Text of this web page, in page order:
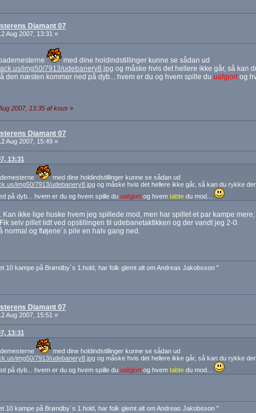
Diamant 07
Aug 2007, 13:31 »
med dine holdindstillinger kunne se sådan ud
img50/7913/udebanery8.jpg og måske hvis det hellere ikke går, så kan
den næsten kommer ned på dyb... hvem er du og hvem spille du uafgjortog
2007, 13:35 af kous »
Diamant 07
Aug 2007, 15:49 »
13:31
med dine holdindstillinger kunne se sådan ud
img50/7913/udebanery8.jpgog måske hvis det hellere ikke går, så kan du rykke
på dyb... hvem er du og hvem spille du uafgjortog hvem tabtedu mod...
ikke lige huske hvem jeg spillede mod, men har spillet et par kampe
selv pillet lidt ved opstillingen til udebanetaktikken og der vandt jeg 2-0.
normal og fløjene´s pile en halv gang ned.
10 kampe på Brøndby´s 1.hold, har folk glemt alt om Andreas Jakobsson "
Diamant 07
Aug 2007, 15:51 »
13:31
med dine holdindstillinger kunne se sådan ud
img50/7913/udebanery8.jpgog måske hvis det hellere ikke går, så kan du rykke
på dyb... hvem er du og hvem spille du uafgjortog hvem tabtedu mod...
10 kampe på Brøndby´s 1.hold, har folk glemt alt om Andreas Jakobsson "